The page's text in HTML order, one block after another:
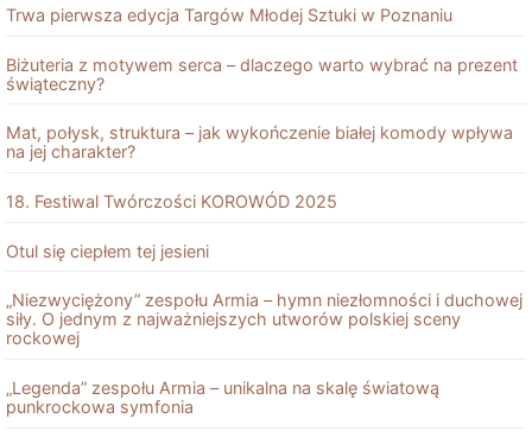
Trwa pierwsza edycja Targów Młodej Sztuki w Poznaniu
Biżuteria z motywem serca – dlaczego warto wybrać na prezent
świąteczny?
Mat, połysk, struktura – jak wykończenie białej komody wpływa
na jej charakter?
18. Festiwal Twórczości KOROWÓD 2025
Otul się ciepłem tej jesieni
„Niezwyciężony” zespołu Armia – hymn niezłomności i duchowej
siły. O jednym z najważniejszych utworów polskiej sceny
rockowej
„Legenda” zespołu Armia – unikalna na skalę światową
punkrockowa symfonia